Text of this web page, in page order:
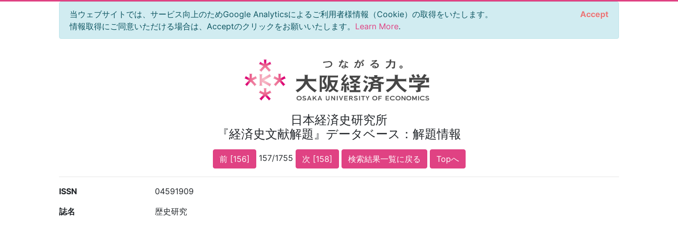
当ウェブサイトでは、サービス向上のためGoogle Analyticsによるご利用者様情報（Cookie）の取得をいたします。
情報取得にご同意いただける場合は、Acceptのクリックをお願いいたします。 Learn More.
Accept
日本経済史研究所
『経済史文献解題』データベース：解題情報
前 [156] 157/1755 次 [158] 検索結果一覧に戻る Topへ
ISSN
04591909
誌名
歴史研究